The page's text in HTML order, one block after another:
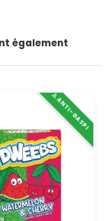
également
⚠️ ANTI-GASPI